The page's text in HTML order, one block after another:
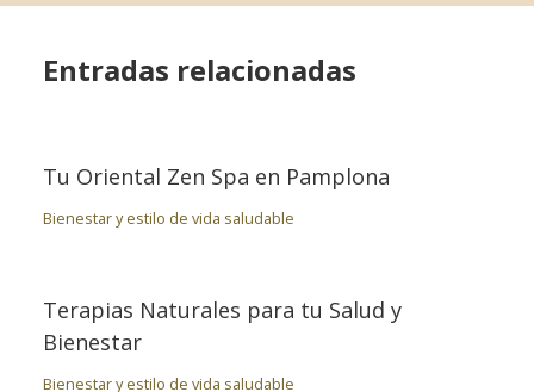
Entradas relacionadas
Tu Oriental Zen Spa en Pamplona
Bienestar y estilo de vida saludable
Terapias Naturales para tu Salud y
Bienestar
Bienestar y estilo de vida saludable